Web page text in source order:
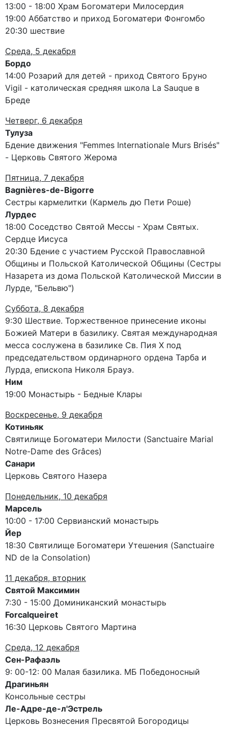
13:00 - 18:00 Храм Богоматери Милосердия
19:00 Аббатство и приход Богоматери Фонгомбо
20:30 шествие
Среда, 5 декабря
Бордо
14:00 Розарий для детей - приход Святого Бруно
Vigil - католическая средняя школа La Sauque в
Бреде
Четверг, 6 декабря
Тулуза
Бдение движения "Femmes Internationale Murs Brisés"
- Церковь Святого Жерома
Пятница, 7 декабря
Bagnières-de-Bigorre
Сестры кармелитки (Кармель дю Пети Роше)
Лурдес
18:00 Соседство Святой Мессы - Храм Святых.
Сердце Иисуса
20:30 Бдение с участием Русской Православной
Общины и Польской Католической Общины (Сестры
Назарета из дома Польской Католической Миссии в
Лурде, "Бельвю")
Суббота, 8 декабря
9:30 Шествие. Торжественное принесение иконы
Божией Матери в базилику. Святая международная
месса сослужена в базилике Св. Пия X под
председательством ординарного ордена Тарба и
Лурда, епископа Николя Брауэ.
Ним
19:00 Монастырь - Бедные Клары
Воскресенье, 9 декабря
Котиньяк
Святилище Богоматери Милости (Sanctuaire Marial
Notre-Dame des Grâces)
Санари
Церковь Святого Назера
Понедельник, 10 декабря
Марсель
10:00 - 17:00 Сервианский монастырь
Йер
18:30 Святилище Богоматери Утешения (Sanctuaire
ND de la Consolation)
11 декабря, вторник
Святой Максимин
7:30 - 15:00 Доминиканский монастырь
Forcalqueiret
16:30 Церковь Святого Мартина
Среда, 12 декабря
Сен-Рафаэль
9: 00-12: 00 Малая базилика. МБ Победоносный
Драгиньян
Консольные сестры
Ле-Адре-де-л'Эстрель
Церковь Вознесения Пресвятой Богородицы